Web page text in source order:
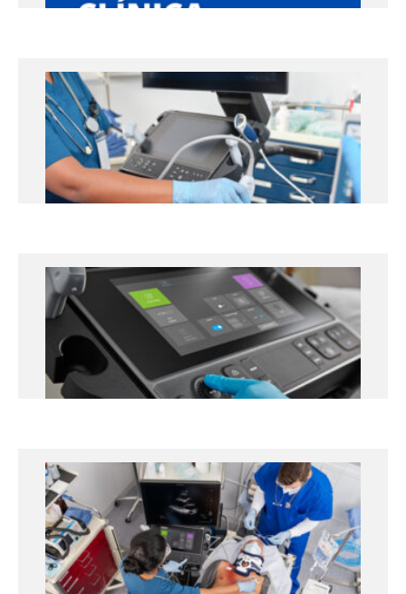
VI Edición Máster Ecografía Clínica
Octubre 2026 – Junio 2027
Universidad de Lleida
+info
Curso de Ecografía Clínica
protocolo ABCDE
22 y 23 de octubre de 2026
Hospital Universitari Arnau de Vilanova de Lleida
Curso en Ecografía Pulmonar
Práctica
19 y 20 de noviembre de 2026
Hospital Universitari Arnau de Vilanova de Lleida